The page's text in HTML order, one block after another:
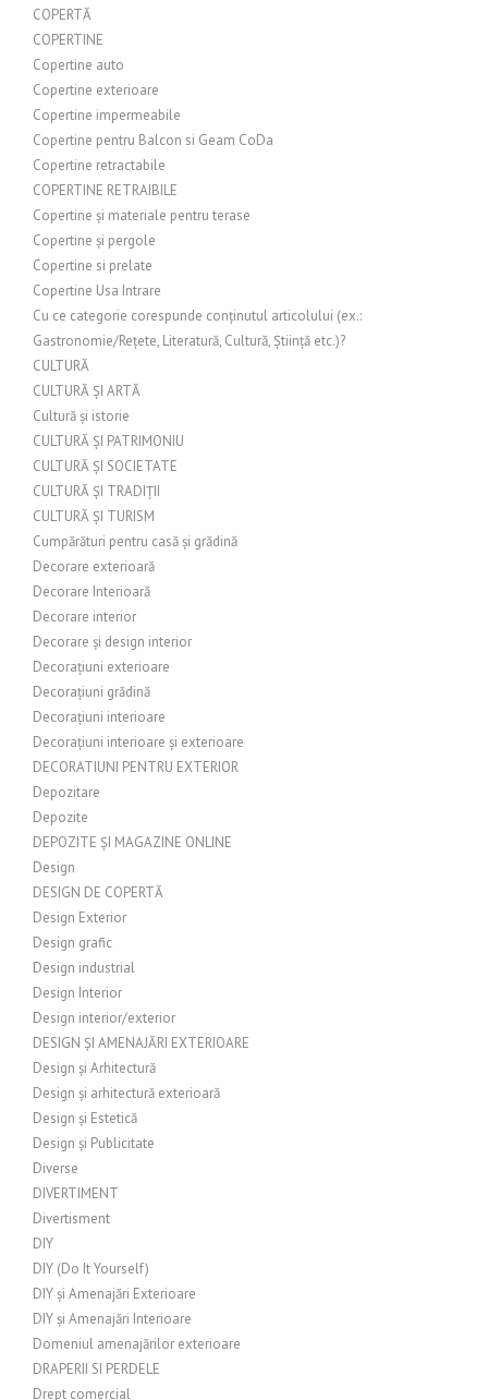
COPERTĂ
COPERTINE
Copertine auto
Copertine exterioare
Copertine impermeabile
Copertine pentru Balcon si Geam CoDa
Copertine retractabile
COPERTINE RETRAIBILE
Copertine și materiale pentru terase
Copertine și pergole
Copertine si prelate
Copertine Usa Intrare
Cu ce categorie corespunde conținutul articolului (ex.:
Gastronomie/Rețete, Literatură, Cultură, Știință etc.)?
CULTURĂ
CULTURĂ ȘI ARTĂ
Cultură și istorie
CULTURĂ ȘI PATRIMONIU
CULTURĂ ȘI SOCIETATE
CULTURĂ ȘI TRADIȚII
CULTURĂ ȘI TURISM
Cumpărături pentru casă și grădină
Decorare exterioară
Decorare Interioară
Decorare interior
Decorare și design interior
Decorațiuni exterioare
Decorațiuni grădină
Decorațiuni interioare
Decorațiuni interioare și exterioare
DECORATIUNI PENTRU EXTERIOR
Depozitare
Depozite
DEPOZITE ȘI MAGAZINE ONLINE
Design
DESIGN DE COPERTĂ
Design Exterior
Design grafic
Design industrial
Design Interior
Design interior/exterior
DESIGN ȘI AMENAJĂRI EXTERIOARE
Design și Arhitectură
Design și arhitectură exterioară
Design și Estetică
Design și Publicitate
Diverse
DIVERTIMENT
Divertisment
DIY
DIY (Do It Yourself)
DIY și Amenajări Exterioare
DIY și Amenajări Interioare
Domeniul amenajărilor exterioare
DRAPERII SI PERDELE
Drept comercial